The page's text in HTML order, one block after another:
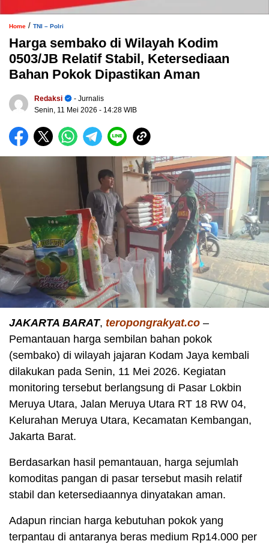
Home / TNI – Polri
Harga sembako di Wilayah Kodim
0503/JB Relatif Stabil, Ketersediaan
Bahan Pokok Dipastikan Aman
Redaksi
- Jurnalis
Senin, 11 Mei 2026 - 14:28 WIB
JAKARTA BARAT, teropongrakyat.co –
Pemantauan harga sembilan bahan pokok
(sembako) di wilayah jajaran Kodam Jaya kembali
dilakukan pada Senin, 11 Mei 2026. Kegiatan
monitoring tersebut berlangsung di Pasar Lokbin
Meruya Utara, Jalan Meruya Utara RT 18 RW 04,
Kelurahan Meruya Utara, Kecamatan Kembangan,
Jakarta Barat.
Berdasarkan hasil pemantauan, harga sejumlah
komoditas pangan di pasar tersebut masih relatif
stabil dan ketersediaannya dinyatakan aman.
Adapun rincian harga kebutuhan pokok yang
terpantau di antaranya beras medium Rp14.000 per